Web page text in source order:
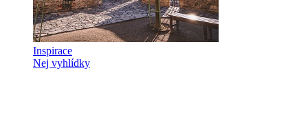
Inspirace
Nej vyhlídky